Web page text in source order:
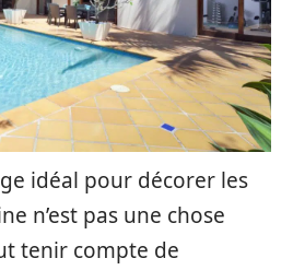
idéal pour décorer les
n’est pas une chose
tenir compte de